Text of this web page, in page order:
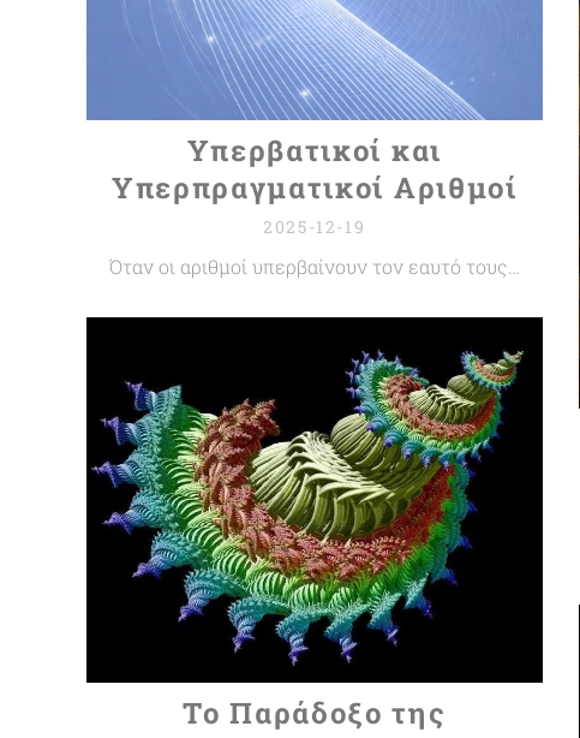
Υπερβατικοί και
Υπερπραγματικοί Αριθμοί
2025-12-19
Όταν οι αριθμοί υπερβαίνουν τον εαυτό τους…
Το Παράδοξο της